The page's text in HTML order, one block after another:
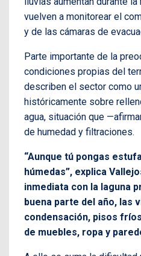
vuelven a monitorear el
y de las cámaras de
Parte importante de la
condiciones propias del
describen el sector como
históricamente sobre
agua, situación que
de humedad y filtraciones.
“Aunque tú pongas
húmedas”, explica
inmediata con la laguna
buena parte del año, las
condensación, pisos
de muebles, ropa y